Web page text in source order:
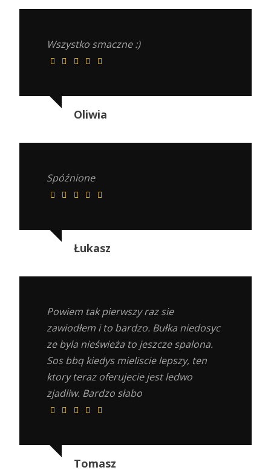
Wszystko smaczne :)
Oliwia
Spóźnione
Łukasz
Powiem tak pierwszy raz sie
zawiodłem i to bardzo. Bułka niedosyc
ze byla nieświeża to jeszcze spalona.
Sos bbq kiedys mieliscie lepszy, ten
ktory teraz oferujecie jest ledwo
zjadliw. Bardzo słabo
Tomasz